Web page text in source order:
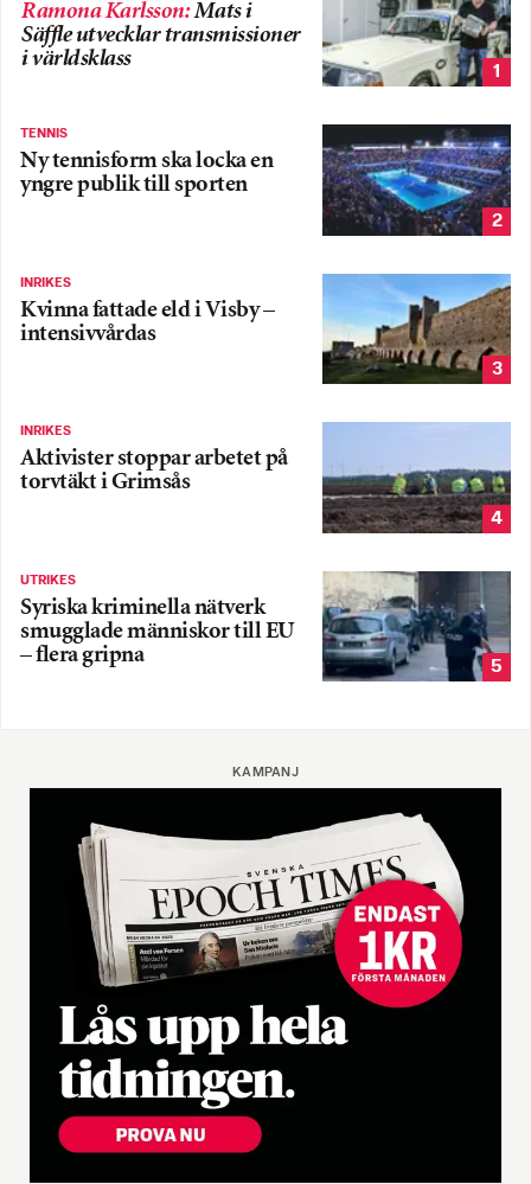
Ramona Karlsson:Mats i
Säffle utvecklar transmissioner
i världsklass
1
TENNIS
Ny tennisform ska locka en
yngre publik till sporten
2
INRIKES
Kvinna fattade eld i Visby –
intensivvårdas
3
INRIKES
Aktivister stoppar arbetet på
torvtäkt i Grimsås
4
UTRIKES
Syriska kriminella nätverk
smugglade människor till EU
– flera gripna
5
KAMPANJ